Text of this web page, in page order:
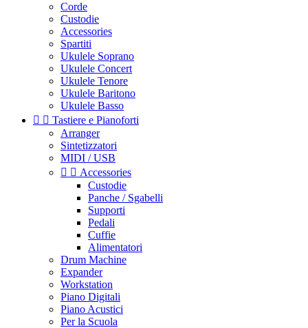
Corde
Custodie
Accessories
Spartiti
Ukulele Soprano
Ukulele Concert
Ukulele Tenore
Ukulele Baritono
Ukulele Basso
  Tastiere e Pianoforti
Arranger
Sintetizzatori
MIDI / USB
  Accessories
Custodie
Panche / Sgabelli
Supporti
Pedali
Cuffie
Alimentatori
Drum Machine
Expander
Workstation
Piano Digitali
Piano Acustici
Per la Scuola